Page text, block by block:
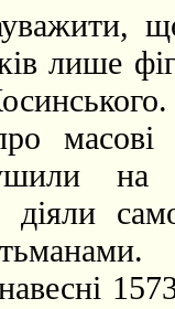
що
лише
на
діяли